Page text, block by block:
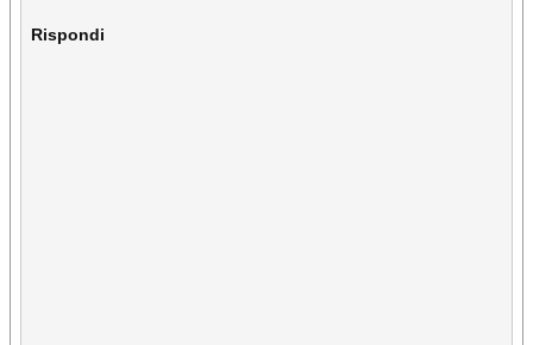
Rispondi